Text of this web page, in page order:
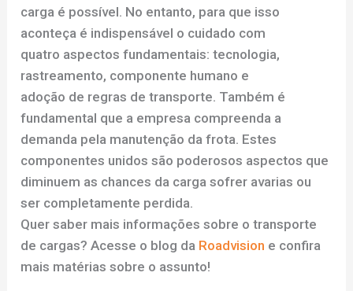
carga é possível. No entanto, para que isso
aconteça é indispensável o cuidado com
quatro aspectos fundamentais: tecnologia,
rastreamento, componente humano e
adoção de regras de transporte. Também é
fundamental que a empresa compreenda a
demanda pela manutenção da frota. Estes
componentes unidos são poderosos aspectos que
diminuem as chances da carga sofrer avarias ou
ser completamente perdida.
Quer saber mais informações sobre o transporte
de cargas? Acesse o blog da Roadvision e confira
mais matérias sobre o assunto!